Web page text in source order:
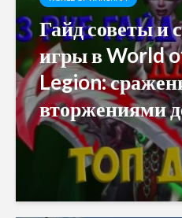
Гайд советы и
игры в World
Legion:
вторжениями